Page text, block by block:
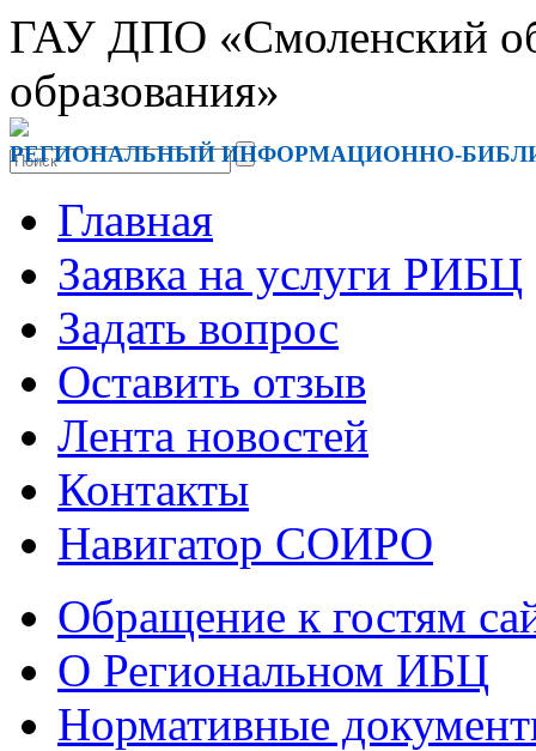
ГАУ ДПО «Смоленский
образования»
РЕГИОНАЛЬНЫЙ ИНФОРМАЦИОННО-
Главная
Заявка на услуги РИБЦ
Задать вопрос
Оставить отзыв
Лента новостей
Контакты
Навигатор СОИРО
Обращение к гостям
О Региональном ИБЦ
Нормативные